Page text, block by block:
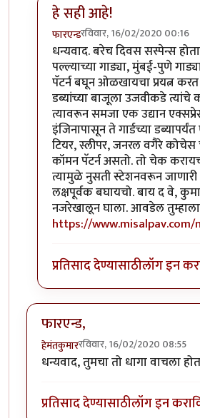
हे सही आहे!
फारएन्डरविवार, 16/02/2020 00:16
In reply toआणि हे हिंदी बघा ..
धन्यवाद. बरेच दिवस सस्पेन्स
पल्ल्याच्या गाड्या, मुंबई-पुणे
पॅटर्न बघून ओळखायचा प्रयत्न
डब्यांच्या बाजूला उजवीकडे
त्यावरून समजा एक उद्यान
इंजिनापासून ते गार्डच्या
टियर, स्लीपर, जनरल वगैरे
कॉमन पॅटर्न असतो. तो चेक
त्यामुळे नुसती स्टेशनवरून जाणारी
लक्षपूर्वक बघायचो. बाय द वे,
नजरेखालून घाला. आवडेल
https://www.misalpav.com/
प्रतिसाद देण्यासाठीलॉग इन
फारएन्ड,
हेमंतकुमाररविवार, 16/02/2020 08:55
धन्यवाद, तुमचा तो धागा वाचला
प्रतिसाद देण्यासाठीलॉग इन करा